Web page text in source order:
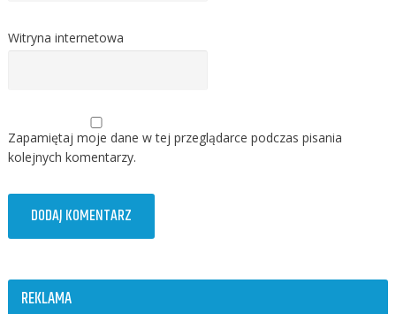
Witryna internetowa
Zapamiętaj moje dane w tej przeglądarce podczas pisania
kolejnych komentarzy.
REKLAMA